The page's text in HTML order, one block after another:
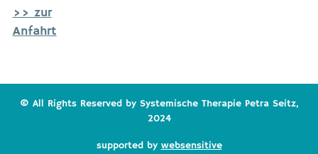
>> zur
Anfahrt
© All Rights Reserved by Systemische Therapie Petra Seitz,
2024
supported by websensitive